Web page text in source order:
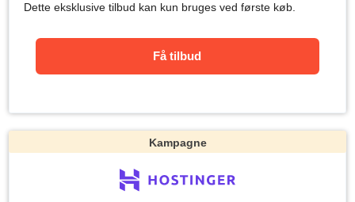
Dette eksklusive tilbud kan kun bruges ved første køb.
Få tilbud
Kampagne